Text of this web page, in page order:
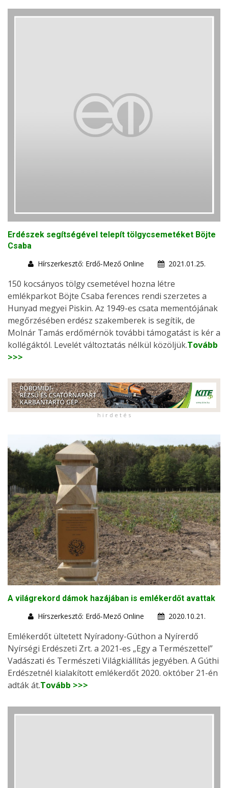
Erdészek segítségével telepít tölgycsemetéket Böjte
Csaba
Hírszerkesztő: Erdő-Mező Online
2021.01.25.
150 kocsányos tölgy csemetével hozna létre
emlékparkot Böjte Csaba ferences rendi szerzetes a
Hunyad megyei Piskin. Az 1949-es csata mementójának
megőrzésében erdész szakemberek is segítik, de
Molnár Tamás erdőmérnök további támogatást is kér a
kollégáktól. Levelét változtatás nélkül közöljük.Tovább
>>>
h i r d e t é s
A világrekord dámok hazájában is emlékerdőt avattak
Hírszerkesztő: Erdő-Mező Online
2020.10.21.
Emlékerdőt ültetett Nyíradony-Gúthon a Nyírerdő
Nyírségi Erdészeti Zrt. a 2021-es „Egy a Természettel”
Vadászati és Természeti Világkiállítás jegyében. A Gúthi
Erdészetnél kialakított emlékerdőt 2020. október 21-én
adták át.Tovább >>>